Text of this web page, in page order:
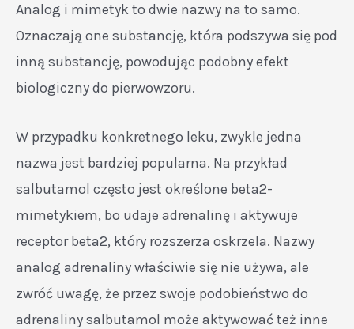
Analog i mimetyk to dwie nazwy na to samo.
Oznaczają one substancję, która podszywa się pod
inną substancję, powodując podobny efekt
biologiczny do pierwowzoru.
W przypadku konkretnego leku, zwykle jedna
nazwa jest bardziej popularna. Na przykład
salbutamol często jest określone beta2-
mimetykiem, bo udaje adrenalinę i aktywuje
receptor beta2, który rozszerza oskrzela. Nazwy
analog adrenaliny właściwie się nie używa, ale
zwróć uwagę, że przez swoje podobieństwo do
adrenaliny salbutamol może aktywować też inne